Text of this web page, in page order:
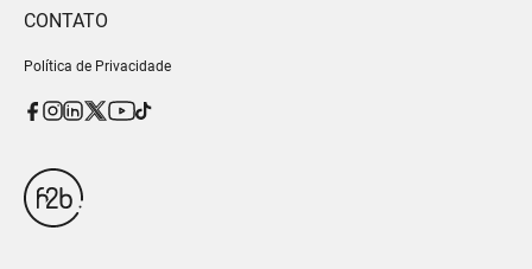
CONTATO
Política de Privacidade